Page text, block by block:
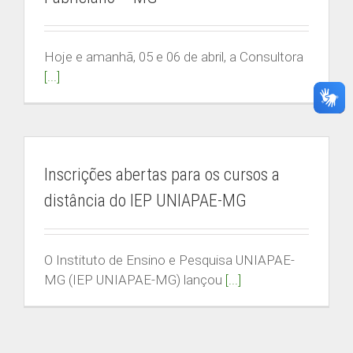
Hoje e amanhã, 05 e 06 de abril, a Consultora
[...]
Inscrições abertas para os cursos a
distância do IEP UNIAPAE-MG
O Instituto de Ensino e Pesquisa UNIAPAE-
MG (IEP UNIAPAE-MG) lançou [...]
CENTRAL DE RELACIONAMENTO
Secretaria Acadêmica
Whatsapp: (31) 9 9832-6159
secretariaacademica.iep@apaemg.org.br
ENCONTRE UM CONTEÚDO
Buscar
ACESSO RESTRITO